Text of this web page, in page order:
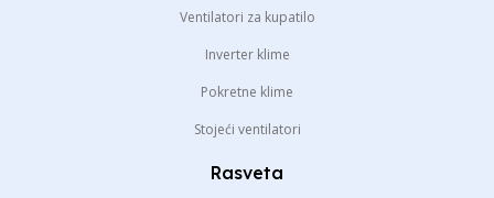
Ventilatori za kupatilo
Inverter klime
Pokretne klime
Stojeći ventilatori
Rasveta